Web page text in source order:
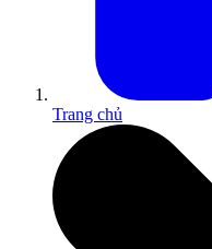
Trang chủ